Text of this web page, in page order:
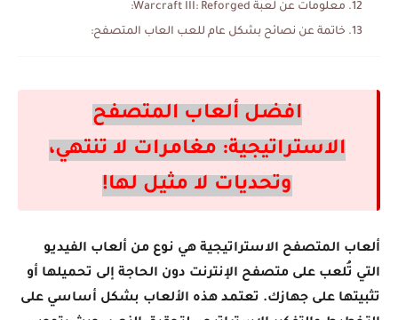
معلومات عن لعبة Warcraft III: Reforged:
خاتمة عن نصائح بشكل عام للعب العاب المتصفح:
افضل ألعاب المتصفح
الاستراتيجية: مغامرات لا تنتهي،
وتحديات لا مثيل لها!
ألعاب المتصفح الاستراتيجية هي نوع من ألعاب الفيديو
التي تُلعب على متصفح الإنترنت دون الحاجة إلى تحميلها أو
تثبيتها على جهازك. تعتمد هذه الألعاب بشكل أساسي على